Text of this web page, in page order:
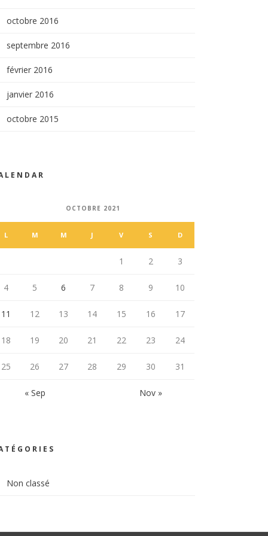
octobre 2016
septembre 2016
février 2016
janvier 2016
octobre 2015
OCTOBRE 2021
L M M J V S D
« Sep Nov »
1 2 3
4 5 6 7 8 9 10
11 12 13 14 15 16 17
18 19 20 21 22 23 24
25 26 27 28 29 30 31
Non classé